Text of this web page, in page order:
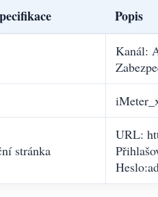
Popis
Kanál:
stránka
URL: